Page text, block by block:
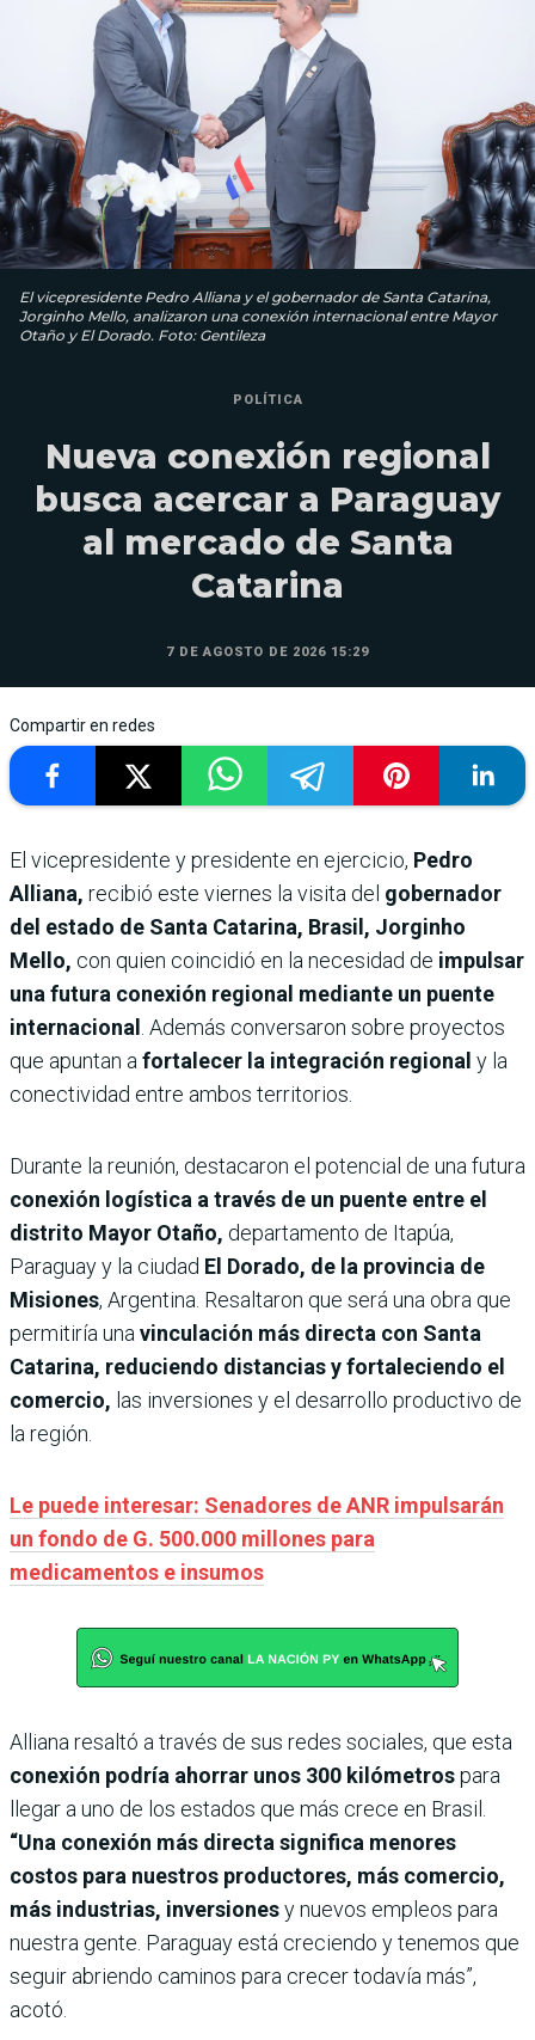
El vicepresidente Pedro Alliana y el gobernador de Santa Catarina,
Jorginho Mello, analizaron una conexión internacional entre Mayor
Otaño y El Dorado. Foto: Gentileza
POLÍTICA
Nueva conexión regional
busca acercar a Paraguay
al mercado de Santa
Catarina
7 DE AGOSTO DE 2026 15:29
Compartir en redes
El vicepresidente y presidente en ejercicio, Pedro
Alliana, recibió este viernes la visita del gobernador
del estado de Santa Catarina, Brasil, Jorginho
Mello, con quien coincidió en la necesidad de impulsar
una futura conexión regional mediante un puente
internacional
. Además conversaron sobre proyectos
que apuntan a fortalecer la integración regional y la
conectividad entre ambos territorios.
Durante la reunión, destacaron el potencial de una futura
conexión logística a través de un puente entre el
distrito Mayor Otaño, departamento de Itapúa,
Paraguay y la ciudad El Dorado, de la provincia de
Misiones, Argentina. Resaltaron que será una obra que
permitiría una vinculación más directa con Santa
Catarina, reduciendo distancias y fortaleciendo el
comercio, las inversiones y el desarrollo productivo de
la región.
Le puede interesar: Senadores de ANR impulsarán
un fondo de G. 500.000 millones para
medicamentos e insumos
Alliana resaltó a través de sus redes sociales, que esta
conexión podría ahorrar unos 300 kilómetrospara
llegar a uno de los estados que más crece en Brasil.
“Una conexión más directa significa menores
costos para nuestros productores, más comercio,
más industrias, inversionesy nuevos empleos para
nuestra gente. Paraguay está creciendo y tenemos que
seguir abriendo caminos para crecer todavía más”,
acotó.